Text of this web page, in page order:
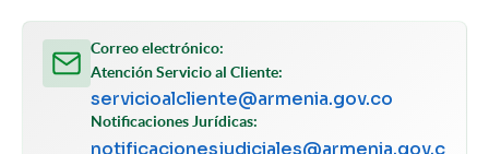
Correo electrónico:
Atención Servicio al Cliente:
servicioalcliente@armenia.gov.co
Notificaciones Jurídicas:
notificacionesjudiciales@armenia.gov.c